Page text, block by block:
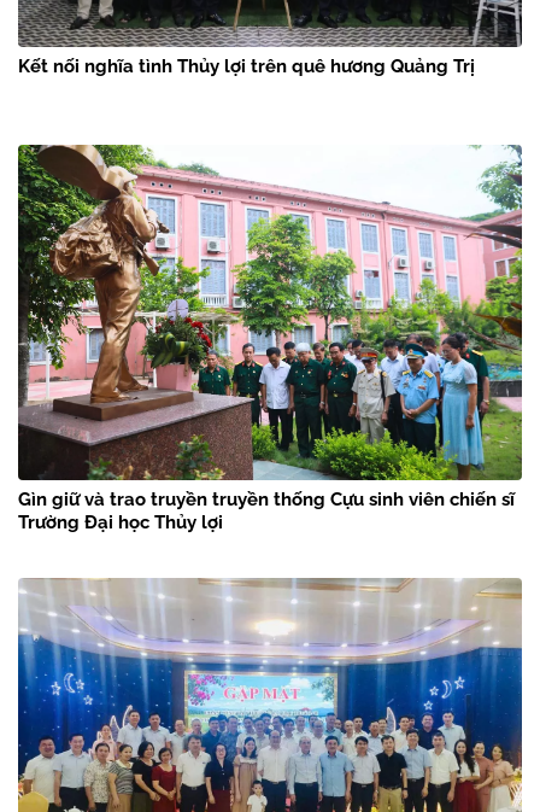
Kết nối nghĩa tình Thủy lợi trên quê hương Quảng Trị
Gìn giữ và trao truyền truyền thống Cựu sinh viên chiến sĩ
Trường Đại học Thủy lợi